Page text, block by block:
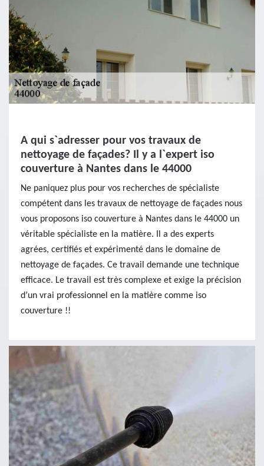
A qui s`adresser pour vos travaux de
nettoyage de façades? Il y a l`expert iso
couverture à Nantes dans le 44000
Ne paniquez plus pour vos recherches de spécialiste
compétent dans les travaux de nettoyage de façades nous
vous proposons iso couverture à Nantes dans le 44000 un
véritable spécialiste en la matière. Il a des experts
agrées, certifiés et expérimenté dans le domaine de
nettoyage de façades. Ce travail demande une technique
efficace. Le travail est très complexe et exige la précision
d’un vrai professionnel en la matière comme iso
couverture !!